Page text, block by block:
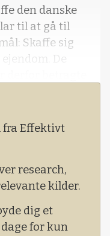
den danske
til at gå til
Skaffe sig
De
der
kamp for at
fra Effektivt
research,
kilder.
dig et
for kun